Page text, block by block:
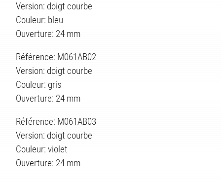
Version: doigt courbe
Couleur: bleu
Ouverture: 24 mm
Référence: M061AB02
Version: doigt courbe
Couleur: gris
Ouverture: 24 mm
Référence: M061AB03
Version: doigt courbe
Couleur: violet
Ouverture: 24 mm